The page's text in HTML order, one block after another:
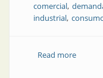
comercial
industrial
Read moreabout